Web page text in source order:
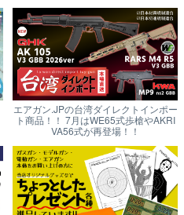
エアガン.JPの台湾ダイレクトインポー
ト商品！！ 7月はWE65式歩槍やAKRI
VA56式が再登場！！